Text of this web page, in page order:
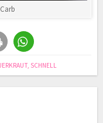
, SCHNELL